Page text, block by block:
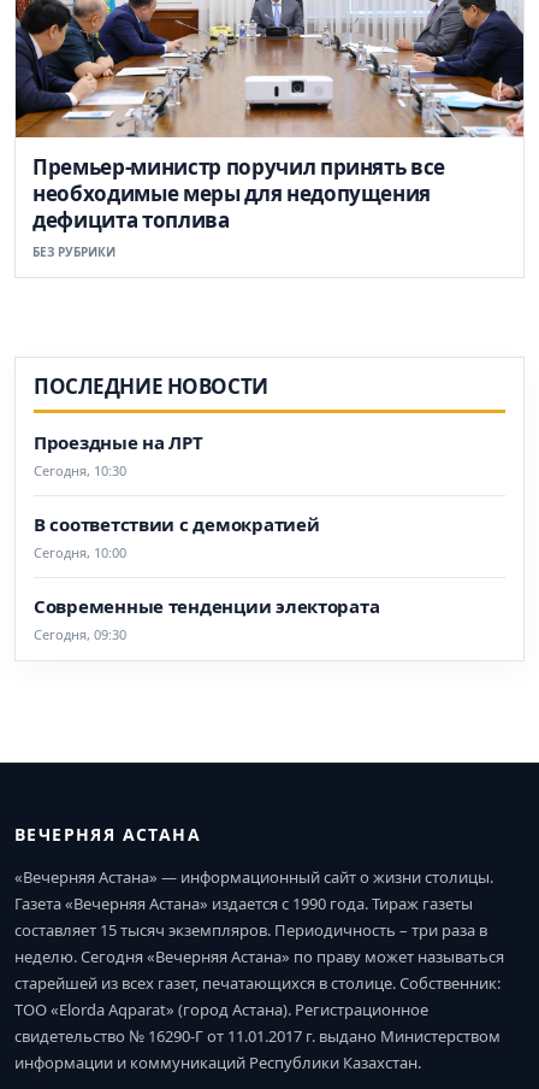
Премьер-министр поручил принять все
необходимые меры для недопущения
дефицита топлива
БЕЗ РУБРИКИ
ПОСЛЕДНИЕ НОВОСТИ
Проездные на ЛРТ
Сегодня, 10:30
В соответствии с демократией
Сегодня, 10:00
Современные тенденции электората
Сегодня, 09:30
ВЕЧЕРНЯЯ АСТАНА
«Вечерняя Астана» — информационный сайт о жизни столицы.
Газета «Вечерняя Астана» издается с 1990 года. Тираж газеты
составляет 15 тысяч экземпляров. Периодичность – три раза в
неделю. Сегодня «Вечерняя Астана» по праву может называться
старейшей из всех газет, печатающихся в столице. Собственник:
ТОО «Elorda Aqparat» (город Астана). Регистрационное
свидетельство № 16290-Г от 11.01.2017 г. выдано Министерством
информации и коммуникаций Республики Казахстан.